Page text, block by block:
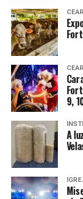
9,
A